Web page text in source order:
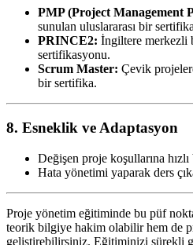
PMP (Project Management
sunulan uluslararası bir
PRINCE2: İngiltere merkezli
sertifikasyonu.
Scrum Master: Çevik
bir sertifika.
8. Esneklik ve Adaptasyon
Değişen proje koşullarına
Hata yönetimi yaparak ders
Proje yönetim eğitiminde bu püf
teorik bilgiye hakim olabilir hem de
geliştirebilirsiniz. Eğitiminizi sürekli